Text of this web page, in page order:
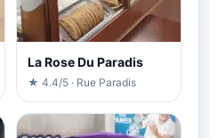
La Rose Du Paradis
★ 4.4/5 · Rue Paradis